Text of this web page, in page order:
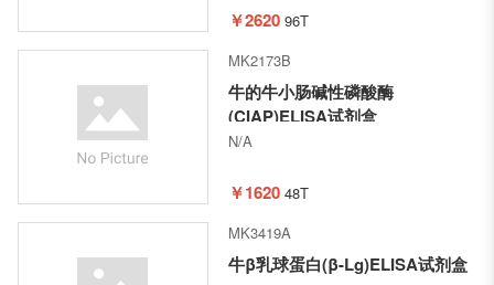
￥2620 96T
MK2173B
牛的牛小肠碱性磷酸酶
(CIAP)ELISA试剂盒
N/A
￥1620 48T
MK3419A
牛β乳球蛋白(β-Lg)ELISA试剂盒